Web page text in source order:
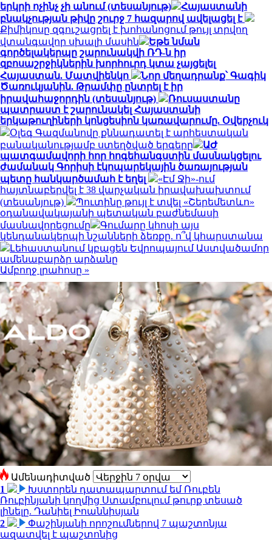
երկրի ոչինչ չի անում (տեսանյութ)
Հայաստանի
բնակչության թիվը շուրջ 7 հազարով ավելացել է
Քիմիկոսը զգուշացրել է խոհանոցում թույլ տրվող
վտանգավոր սխալի մասին
Եթե նման
գործելակերպը շարունակվի ՌԴ-ն իր
զբոսաշրջիկներին խորհուրդ կտա չայցելել
Հայաստան. Մատվիենկո
Նոր մեղադրանք՝ Գագիկ
Ծառուկյանին. Թրամփը ընտրել է իր
իրավահաջորդին (տեսանյութ)
Ռուսաստանը
պատրաստ է շարունակել Հայաստանի
երկաթուղիների կոնցեսիոն կառավարումը. Օվերչուկ
Օլեգ Գազմանովը քննադատել է արհեստական
բանականությամբ ստեղծված երգերը
ԱԺ
պատգամավորի հոր հոգեհանգստին մասնակցելու
ժամանակ Գորիսի էկոպարեկային ծառայության
պետը հանկարծամահ է եղել
«Էմ Ջի»-ում
հայտնաբերվել է 38 վարչական իրավախախտում
(տեսանյութ)
Պուտինը թույլ է տվել «Շերեմետևո»
օդանավակայանի պետական բաժնեմասի
մասնավորեցումը
Գումարը կհոսի այս
կենդանակերպի նշանների ձեռքը. ո՞վ կհարստանա
Լեհաստանում կբացեն Եվրոպայում Աստվածամոր
ամենաբարձր արձանը
Ամբողջ լրահոսը »
Ամենադիտված
1
Խստորեն դատապարտում եմ Ռուբեն
Ռուբինյանի կողմից Ստամբուլում թուրք տեսած
լինելը. Դանիել Իոաննիսյան
2
Փաշինյանի որոշումներով 7 պաշտոնյա
ազատվել է պաշտոնից